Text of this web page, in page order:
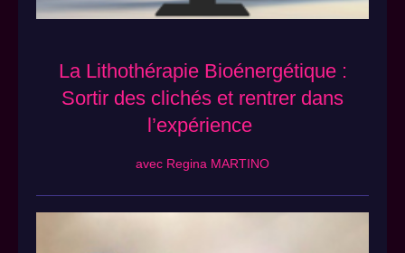
La Lithothérapie Bioénergétique :
Sortir des clichés et rentrer dans
l’expérience
avec Regina MARTINO